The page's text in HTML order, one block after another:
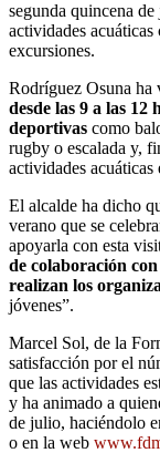
segunda quincena
actividades
excursiones.
Rodríguez Osuna ha
desde las 9 a las 12
deportivas como
rugby o escalada y,
actividades
El alcalde ha dicho
verano que se
apoyarla con esta
de colaboración
realizan los
jóvenes”.
Marcel Sol, de la
satisfacción por el
que las actividades
y ha animado a
de julio, haciéndolo
o en la web